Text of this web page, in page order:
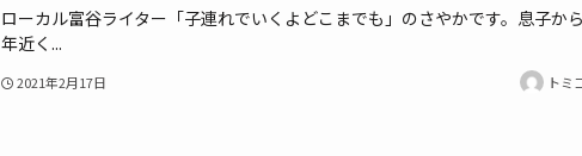
ローカル富谷ライター「子連れでいくよどこまでも」のさやかです。息子か
年近く...
2021年2月17日 トミ